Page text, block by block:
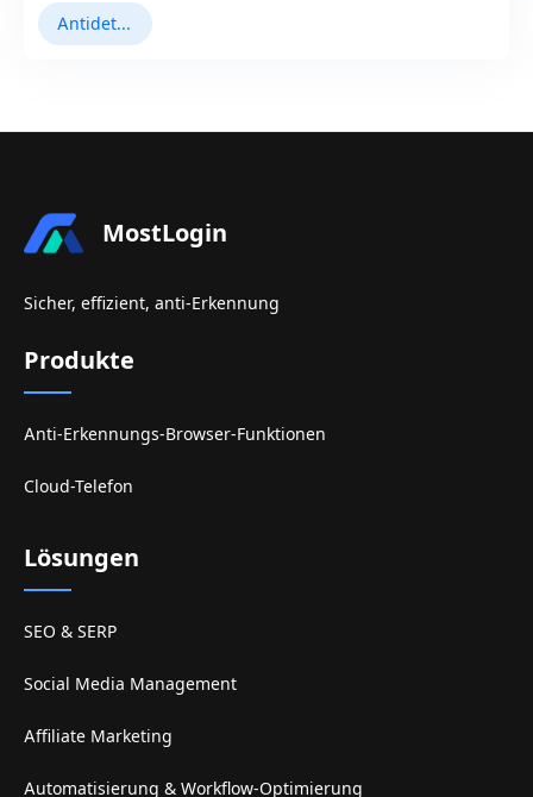
Antidetect-Browser
MostLogin
Sicher, effizient, anti-Erkennung
Produkte
Anti-Erkennungs-Browser-Funktionen
Cloud-Telefon
Lösungen
SEO & SERP
Social Media Management
Affiliate Marketing
Automatisierung & Workflow-Optimierung